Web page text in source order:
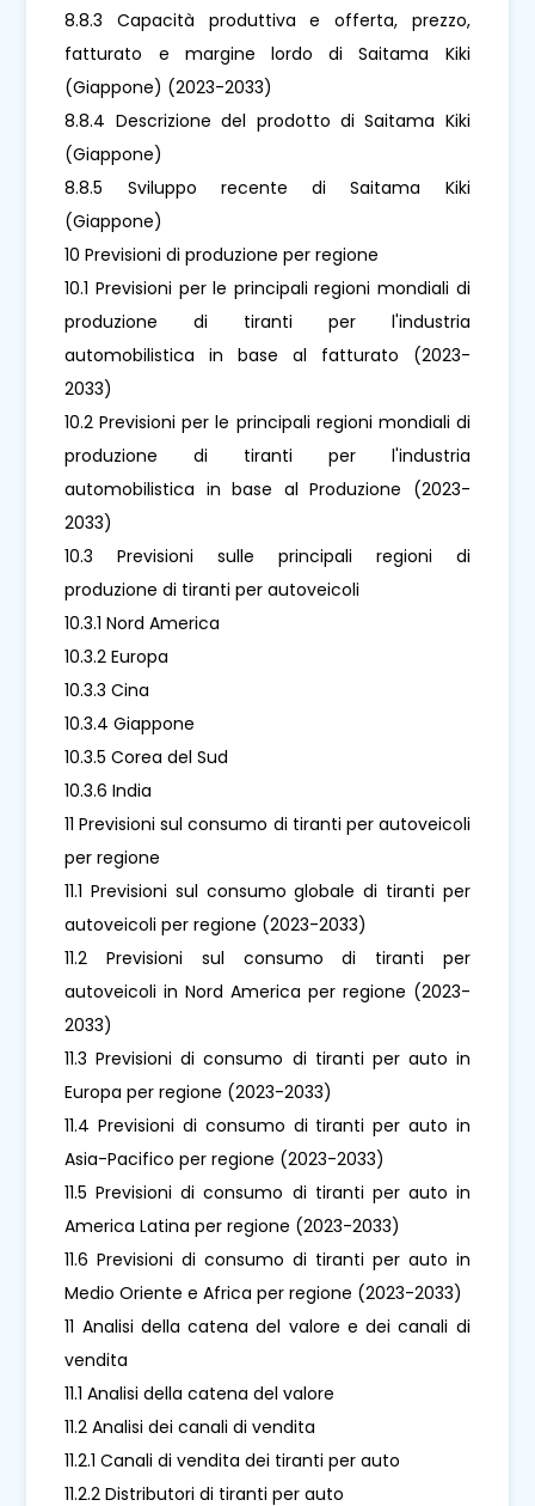
8.8.3 Capacità produttiva e offerta, prezzo,
fatturato e margine lordo di Saitama Kiki
(Giappone) (2023-2033)
8.8.4 Descrizione del prodotto di Saitama Kiki
(Giappone)
8.8.5 Sviluppo recente di Saitama Kiki
(Giappone)
10 Previsioni di produzione per regione
10.1 Previsioni per le principali regioni mondiali di
produzione di tiranti per l'industria
automobilistica in base al fatturato (2023-
2033)
10.2 Previsioni per le principali regioni mondiali di
produzione di tiranti per l'industria
automobilistica in base al Produzione (2023-
2033)
10.3 Previsioni sulle principali regioni di
produzione di tiranti per autoveicoli
10.3.1 Nord America
10.3.2 Europa
10.3.3 Cina
10.3.4 Giappone
10.3.5 Corea del Sud
10.3.6 India
11 Previsioni sul consumo di tiranti per autoveicoli
per regione
11.1 Previsioni sul consumo globale di tiranti per
autoveicoli per regione (2023-2033)
11.2 Previsioni sul consumo di tiranti per
autoveicoli in Nord America per regione (2023-
2033)
11.3 Previsioni di consumo di tiranti per auto in
Europa per regione (2023-2033)
11.4 Previsioni di consumo di tiranti per auto in
Asia-Pacifico per regione (2023-2033)
11.5 Previsioni di consumo di tiranti per auto in
America Latina per regione (2023-2033)
11.6 Previsioni di consumo di tiranti per auto in
Medio Oriente e Africa per regione (2023-2033)
11 Analisi della catena del valore e dei canali di
vendita
11.1 Analisi della catena del valore
11.2 Analisi dei canali di vendita
11.2.1 Canali di vendita dei tiranti per auto
11.2.2 Distributori di tiranti per auto